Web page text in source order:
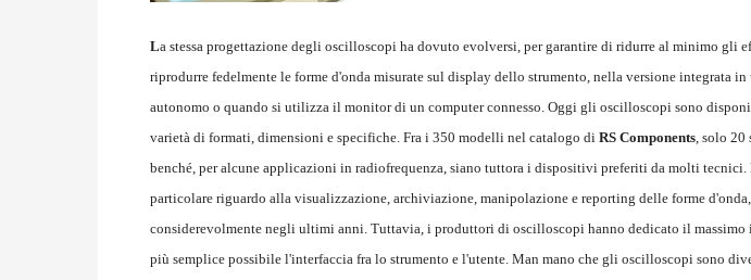
La stessa progettazione degli oscilloscopi ha dovuto evolversi, per garantire di ridurre al minimo gli
riprodurre fedelmente le forme d'onda misurate sul display dello strumento, nella versione integrata
autonomo o quando si utilizza il monitor di un computer connesso. Oggi gli oscilloscopi sono
varietà di formati, dimensioni e specifiche. Fra i 350 modelli nel catalogo di RS Components, solo 20
benché, per alcune applicazioni in radiofrequenza, siano tuttora i dispositivi preferiti da molti
particolare riguardo alla visualizzazione, archiviazione, manipolazione e reporting delle forme
considerevolmente negli ultimi anni. Tuttavia, i produttori di oscilloscopi hanno dedicato il massimo
più semplice possibile l'interfaccia fra lo strumento e l'utente. Man mano che gli oscilloscopi sono